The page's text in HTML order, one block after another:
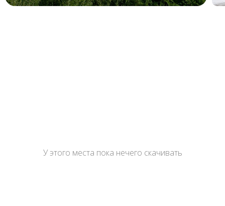
У этого места пока нечего скачивать